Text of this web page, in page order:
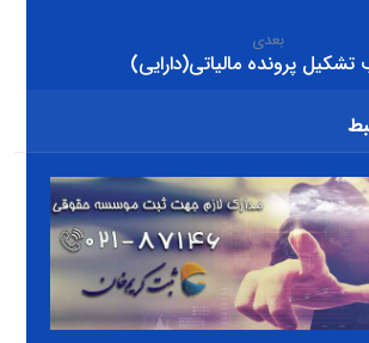
بعدی
تشکیل پرونده مالیاتی(دارایی)